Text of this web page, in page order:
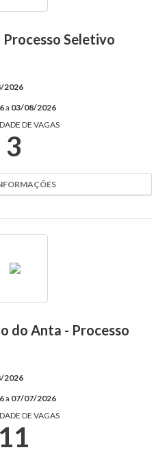
Processo Seletivo
2026
a 03/08/2026
DE VAGAS
3
do Anta - Processo
2026
a 07/07/2026
DE VAGAS
11